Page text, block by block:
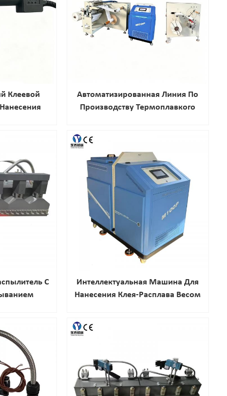
Клеевой
Автоматизированная Линия По
Производству Термоплавкого
С
Интеллектуальная Машина Для
Нанесения Клея-Расплава Весом